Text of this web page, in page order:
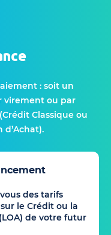
: soit un
virement ou par
Classique ou
d’Achat).
des tarifs
le Crédit ou la
de votre futur